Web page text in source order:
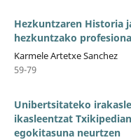
Hezkuntzaren Historia
hezkuntzako
Karmele Artetxe Sanchez
59-79
Unibertsitateko
ikasleentzat
egokitasuna neurtzen